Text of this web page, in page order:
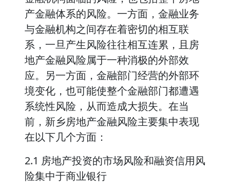
产金融体系的风险。一方面，金融业务
与金融机构之间存在着密切的相互联
系，一旦产生风险往往相互连累，且房
地产金融风险属于一种消极的外部效
应。另一方面，金融部门经营的外部环
境变化，也可能使整个金融部门都遭遇
系统性风险，从而造成大损失。在当
前，新乡房地产金融风险主要集中表现
在以下几个方面：
2.1 房地产投资的市场风险和融资信用风
险集中于商业银行